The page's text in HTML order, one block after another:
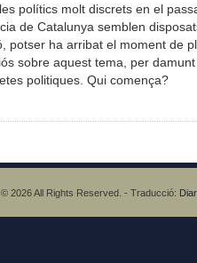
polítics molt discrets en el
de Catalunya semblen
potser ha arribat el moment de
sobre aquest tema, per damunt
politiques. Qui comença?
2026 All Rights Reserved. - Traducció: